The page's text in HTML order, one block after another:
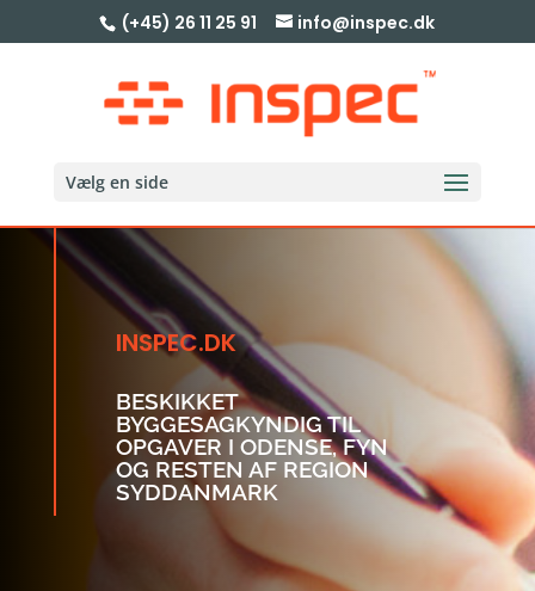
(+45) 26 11 25 91 info@inspec.dk
Vælg en side
INSPEC.DK
BESKIKKET
BYGGESAGKYNDIG TIL
OPGAVER I ODENSE, FYN
OG RESTEN AF REGION
SYDDANMARK